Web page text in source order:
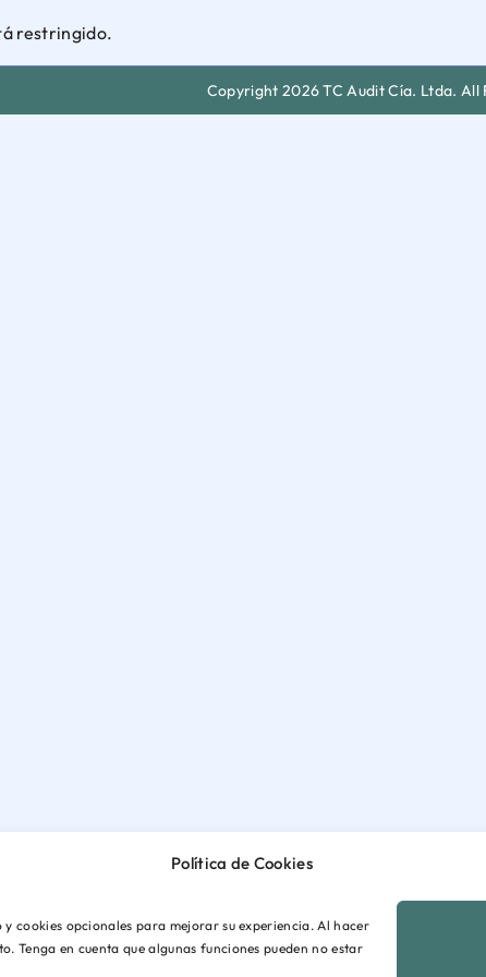
Política de Cookies
cookies opcionales para mejorar su experiencia. Al hacer
Tenga en cuenta que algunas funciones pueden no estar
restringido.
Copyright 2026 TC Audit Cía. Ltda. All